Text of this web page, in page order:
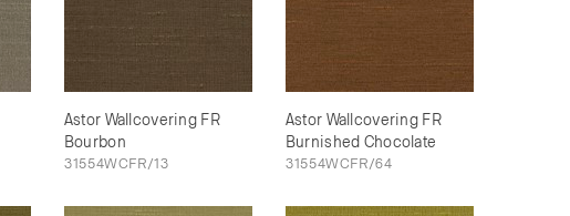
Astor Wallcovering FR
Bourbon
31554WCFR/13
Astor Wallcovering FR
Burnished Chocolate
31554WCFR/64